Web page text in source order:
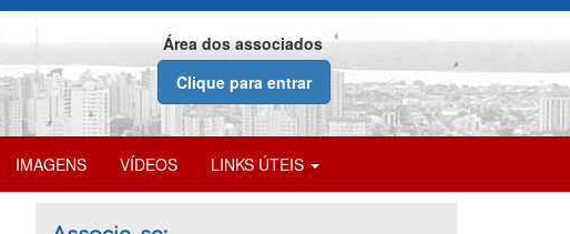
Área dos associados
Clique para entrar
IMAGENS VÍDEOS LINKS ÚTEIS